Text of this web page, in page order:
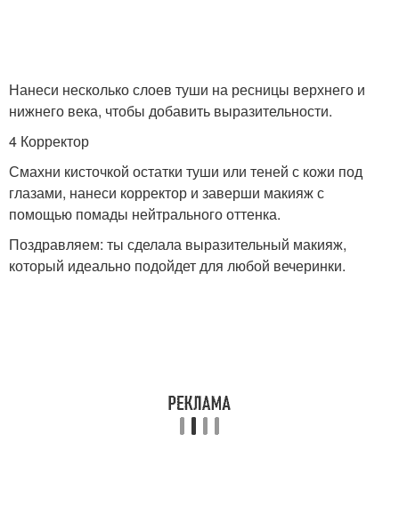
Нанеси несколько слоев туши на ресницы верхнего и
нижнего века, чтобы добавить выразительности.
4 Корректор
Смахни кисточкой остатки туши или теней с кожи под
глазами, нанеси корректор и заверши макияж с
помощью помады нейтрального оттенка.
Поздравляем: ты сделала выразительный макияж,
который идеально подойдет для любой вечеринки.